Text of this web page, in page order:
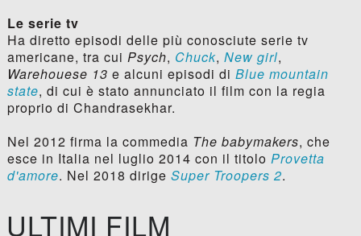
Le serie tv
Ha diretto episodi delle più conosciute serie tv
americane, tra cui Psych, Chuck, New girl,
Warehouese 13 e alcuni episodi di Blue mountain
state, di cui è stato annunciato il film con la regia
proprio di Chandrasekhar.
Nel 2012 firma la commedia The babymakers, che
esce in Italia nel luglio 2014 con il titolo Provetta
d'amore. Nel 2018 dirige Super Troopers 2.
ULTIMI FILM